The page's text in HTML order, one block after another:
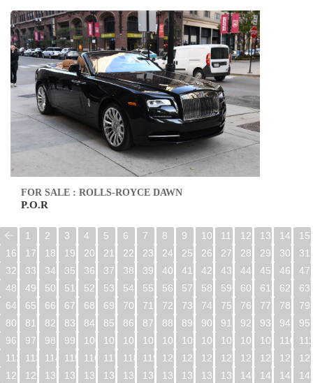
FOR SALE : ROLLS-ROYCE DAWN
P.O.R
1 2 3 4 5 6 7 8 9 10 11 12 13 14
15
16
17 18 19 20 21 22 23 24 25 26 27 28 29 30
31
32
33 34 35 36 37 38 39 40 41 42 43 44 45 46
47
48
49 50 51 52 53 54 55 56 57 58 59 60 61 62
63
64
65 66 67 68 69 70 71 72 73 74 75 76 77 78
79
80
81 82 83 84 85 86 87 88 89 90 91 92 93 94
95
96
97 98 99 100 101 102 103 104 105 106 107 108 109 110
112
113 114 115 116 117 118 119 120 121 122 123 124 125 126
128
129 130 131 132 133 134 135 136 137 138 139 140 141 142